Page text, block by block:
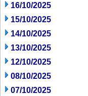
16/10/2025
15/10/2025
14/10/2025
13/10/2025
12/10/2025
08/10/2025
07/10/2025